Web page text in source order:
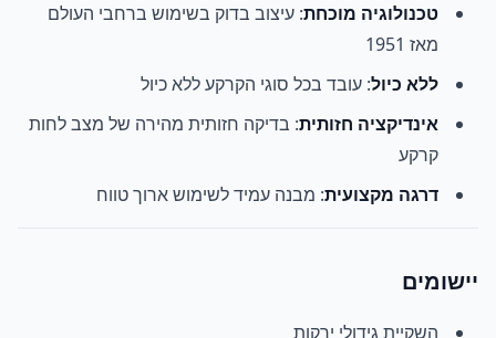
טכנולוגיה מוכחת: עיצוב בדוק בשימוש ברחבי העולם
מאז 1951
ללא כיול: עובד בכל סוגי הקרקע ללא כיול
אינדיקציה חזותית: בדיקה חזותית מהירה של מצב לחות
קרקע
דרגה מקצועית: מבנה עמיד לשימוש ארוך טווח
יישומים
השקיית גידולי ירקות